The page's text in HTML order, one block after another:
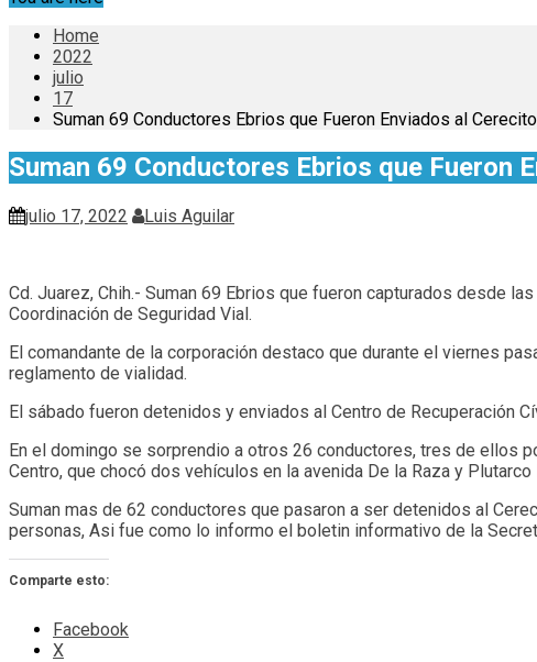
Home
2022
julio
17
Suman 69 Conductores Ebrios que Fueron Enviados al Cerecito
Suman 69 Conductores Ebrios que Fueron
julio 17, 2022 Luis Aguilar
Cd. Juarez, Chih.- Suman 69 Ebrios que fueron capturados desde
Coordinación de Seguridad Vial.
El comandante de la corporación destaco que durante el viernes
reglamento de vialidad.
El sábado fueron detenidos y enviados al Centro de Recuperación
En el domingo se sorprendio a otros 26 conductores, tres de ellos
Centro, que chocó dos vehículos en la avenida De la Raza y Plutarco
Suman mas de 62 conductores que pasaron a ser detenidos al
personas, Asi fue como lo informo el boletin informativo de la
Comparte esto:
Facebook
X